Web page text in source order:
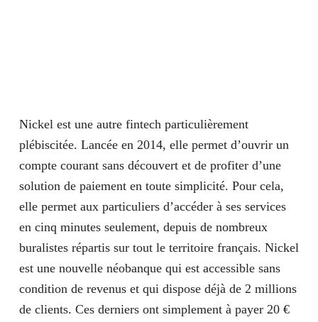
Nickel est une autre fintech particulièrement
plébiscitée. Lancée en 2014, elle permet d’ouvrir un
compte courant sans découvert et de profiter d’une
solution de paiement en toute simplicité. Pour cela,
elle permet aux particuliers d’accéder à ses services
en cinq minutes seulement, depuis de nombreux
buralistes répartis sur tout le territoire français. Nickel
est une nouvelle néobanque qui est accessible sans
condition de revenus et qui dispose déjà de 2 millions
de clients. Ces derniers ont simplement à payer 20 €